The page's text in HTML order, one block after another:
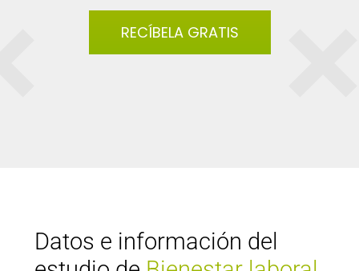
RECÍBELA GRATIS
Datos e información del